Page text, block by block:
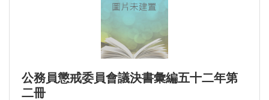
公務員懲戒委員會議決書彙編五十二年第
二冊